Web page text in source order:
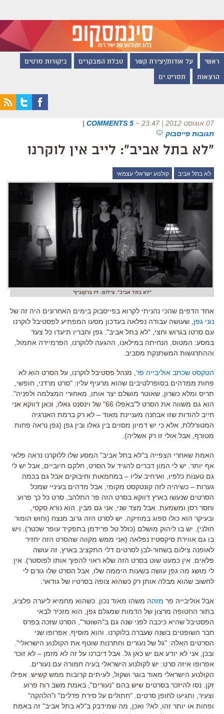
ראשי על אודות/יצירת קשר טבלת המבקרים ביקורות סרטים
הרצאות תסריט.ים
07 אוגוסט 2012 | 23:47 ~
5 COMMENTS
|
תגובות פייסבוק
"לא בתל אביב": לייב אין לוקרנו
לא בתל אביב קולנוע ישראלי עצמאי
"לא בתל אביב". צילום: זיו ברקוביץ'
אחד הדפים שהכי נהניתי לקרוא בפייסבוק בימים האחרונים היה זה של
נוני גפן, שעושה עבודה נפלאה בעדכון מסעו המפתיע לפסטיבל לוקרנו
עם סרטו בגרוש וחצי, "לא בתל אביב". גפן וחבריו תיעדו כל צעד
במסע: המטוס, הנחיתה במילאנו, ההגעה ללוקרנו, הפרמיירה אתמול,
וההתרגשות המשתנקת מסביב.
הטקסט שכתב אוליבייה פר, מנהל פסטיבל לוקרנו, על הסרט הוא לא
פחות ממדהים בסופרלטיבים שהוא מרעיף עליו: "סרט מרדני, חופשי,
תריס ומלא כשרון, שאוטר מושלם יצר אותו, מאחורי המצלמה ולפניה".
הוא גם משווה את הסרט ל"באפלו 66" של וינסנט גאלו, וכאן דווקא אני
חייב להודות שזו אבחנה מעניינת מאוד – לא רק ברמת האנרגיה
המטורללת, אלא כי יש דמיון מסוים בין גאלו ובין גפן (גפן נראה פחות
מטורף, אבל אולי זו רק אשליה).
האמת שאחרי הצפייה ב"לא בתל אביב" המסע שלו ללוקרנו נראה פלאי
אף יותר. יש לי המון דברים להגיד על הסרט, חלקם חיוביים, אבל יש לי
גם טענות כלפיו, וארחיב עליו – במחמאות וחיבוקים אבל גם בכמה
גערות – כשיהיה לזה קונטקסט מקומי, אבל מדהים בעיניי שמכל
הסרטים שנעשו בארץ דווקא בסרט הזה פר התלהב, סרט כל כך פרוע
וחסר רסן ומשמעת. אבל מצד שני, אני גם מבין. הוא נורא סקסי,
ובעיקר הוא כולו ספוג במוזיקה. יש לסרט הזה גרוב מנצח (וחוש הומור
חולני). יש בו ליהוק מושלם (כולל טל פרידמן בתפקיד עופר שכטר). ויש
בו גם אווירת סיקסטיז נפלאה (אני ממש מקווה שהסרט הזה יחזיר
לאופנה צילום בשחור-לבן לסרטים דלי התקציב בארץ, זה עושה
פלאים. אין כמעט שוט בסרט הזה שלא ראוי להפוך אותו לפוסטר). אין
לי מושג מה גפן עושה בשעות היממה שלו, אבל הסרט שלו גורם לי
לחשוב שהוא מבלה אותן רק כשהוא צופה בסרטיו של גודאר.
אבל אוליבייה פר מזהה משהו מאוד נכון. כשהוא מחמיא ליערה פלציג,
בתור החטופה מרצון של הדמות שמגלם גפן, הוא מזכיר לבאי
הפסטיבל שהיא כיכבה לפני שנה גם ב"השוטר", הסרט שזכה בפרס
חבר השופטים בשנה שעברה בלוקרנו. והוא מוסיף, אפרופו שני
הסרטים האלה: "גל של נעורים וחתרנות שוטף את הקולנוע הישראלי".
ובכן, אני לא יודע אם יש כאן גל. אבל דיברנו על זה לא מזמן – לא זוכר
אפרופו איזה סרט: יש לקולנוע הישראלי בעיה חמורה עם נעורים.
הקולנוע הישראלי מאוד בוגר ושקול, לעיתים קרובות ממש קשיש. אפילו
זקן. נסו להיזכר בסרטים שיש בהם "נעורים", באמת משב רוח פרוע
וצעיר, ותגיעו לחופן סרטים. "חתולים על סירת פדלים" ו"הלהקה"
ופחות או יותר זהו, לא? ואכן, מה שמידבק ב"לא בתל אביב" זה באמת